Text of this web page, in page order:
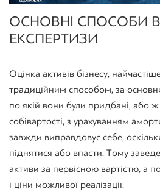
ОСНОВНІ СПОСОБИ
ЕКСПЕРТИЗИ
Оцінка активів бізнесу,
традиційним способом, за
по якій вони були придбані, або
собівартості, з урахуванням
завжди виправдовує себе,
піднятися або впасти. Тому
активи за первісною вартістю, а
і ціни можливої ​​реалізації.